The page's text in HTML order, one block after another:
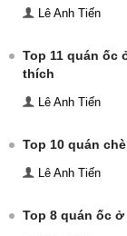
Lê Anh Tiến
Top 11 quán ốc
thích
Lê Anh Tiến
Top 10 quán
Lê Anh Tiến
Top 8 quán ốc